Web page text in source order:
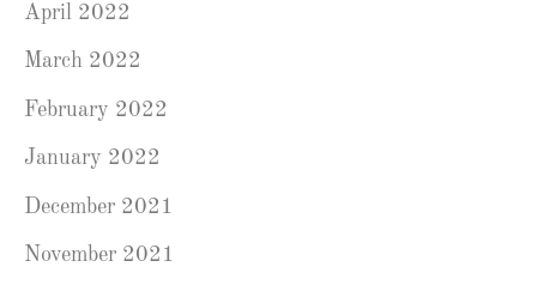
April 2022
March 2022
February 2022
January 2022
December 2021
November 2021